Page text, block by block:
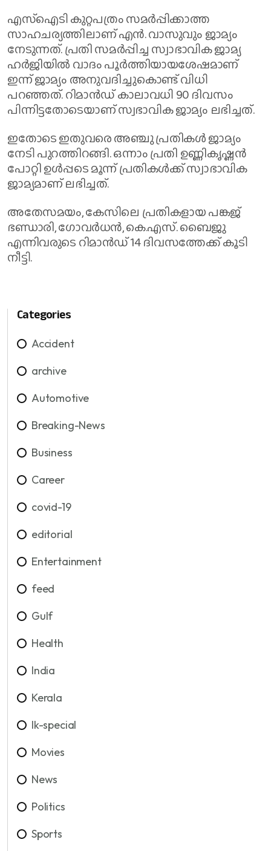
എസ്ഐടി കുറ്റപത്രം സമര്‍പ്പിക്കാത്ത
സാഹചര്യത്തിലാണ് എൻ. വാസുവും ജാമ്യം
നേടുന്നത്. പ്രതി സമർപ്പിച്ച സ്വാഭാവിക ജാമ്യ
ഹർജിയിൽ വാദം പൂര്‍ത്തിയായശേഷമാണ്
ഇന്ന് ജാമ്യം അനുവദിച്ചുകൊണ്ട് വിധി
പറഞ്ഞത്. റിമാൻഡ് കാലാവധി 90 ദിവസം
പിന്നിട്ടതോടെയാണ് സ്വഭാവിക ജാമ്യം ലഭിച്ചത്.
ഇതോടെ ഇതുവരെ അഞ്ചു പ്രതികൾ ജാമ്യം
നേടി പുറത്തിറങ്ങി. ഒന്നാം പ്രതി ഉണ്ണികൃഷ്ണൻ
പോറ്റി ഉൾപ്പടെ മൂന്ന് പ്രതികൾക്ക് സ്വാഭാവിക
ജാമ്യമാണ് ലഭിച്ചത്.
അതേസമയം, കേസിലെ പ്രതികളായ പങ്കജ്
ഭണ്ഡാരി, ഗോവർധൻ, കെ.എസ്. ബൈജു
എന്നിവരുടെ റിമാൻഡ് 14 ദിവസത്തേക്ക് കൂടി
നീട്ടി.
Categories
Accident
archive
Automotive
Breaking-News
Business
Career
covid-19
editorial
Entertainment
feed
Gulf
Health
India
Kerala
lk-special
Movies
News
Politics
Sports